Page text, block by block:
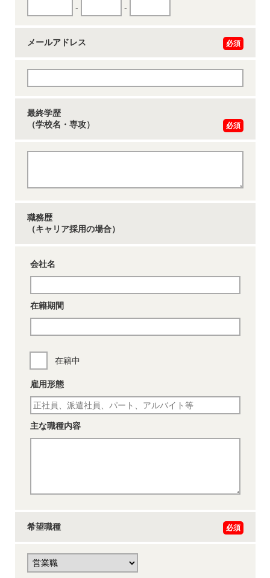
- -
メールアドレス 必須
最終学歴
（学校名・専攻）
必須
職務歴
（キャリア採用の場合）
会社名
在籍期間
在籍中
雇用形態
主な職種内容
希望職種 必須